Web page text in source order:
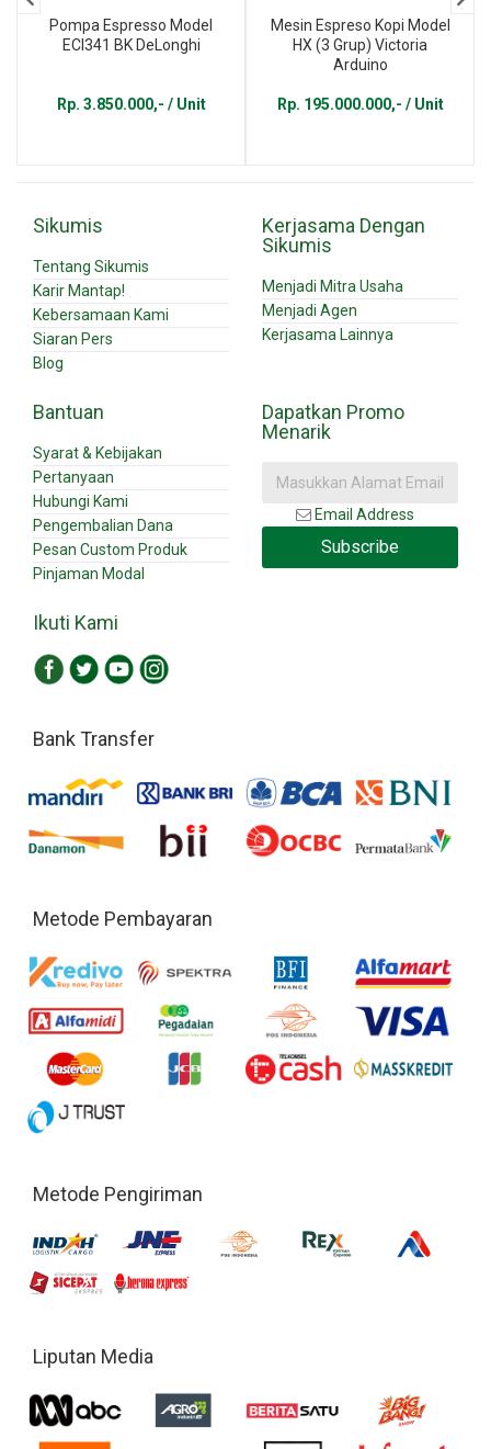
Pompa Espresso Model
ECI341 BK DeLonghi
Rp. 3.850.000,- / Unit
Mesin Espreso Kopi Model
HX (3 Grup) Victoria
Arduino
Rp. 195.000.000,- / Unit
Sikumis
Tentang Sikumis
Karir Mantap!
Kebersamaan Kami
Siaran Pers
Blog
Kerjasama Dengan
Sikumis
Menjadi Mitra Usaha
Menjadi Agen
Kerjasama Lainnya
Bantuan
Syarat & Kebijakan
Pertanyaan
Hubungi Kami
Pengembalian Dana
Pesan Custom Produk
Pinjaman Modal
Dapatkan Promo
Menarik
Email Address
Subscribe
Ikuti Kami
Bank Transfer
Metode Pembayaran
Metode Pengiriman
Liputan Media